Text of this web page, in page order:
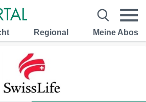
Regional Meine Abos